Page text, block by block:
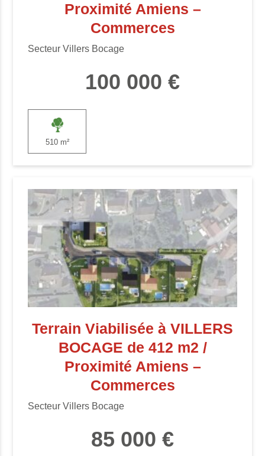
Proximité Amiens –
Commerces
Secteur Villers Bocage
100 000 €
510 m²
Terrain Viabilisée à VILLERS
BOCAGE de 412 m2 /
Proximité Amiens –
Commerces
Secteur Villers Bocage
85 000 €